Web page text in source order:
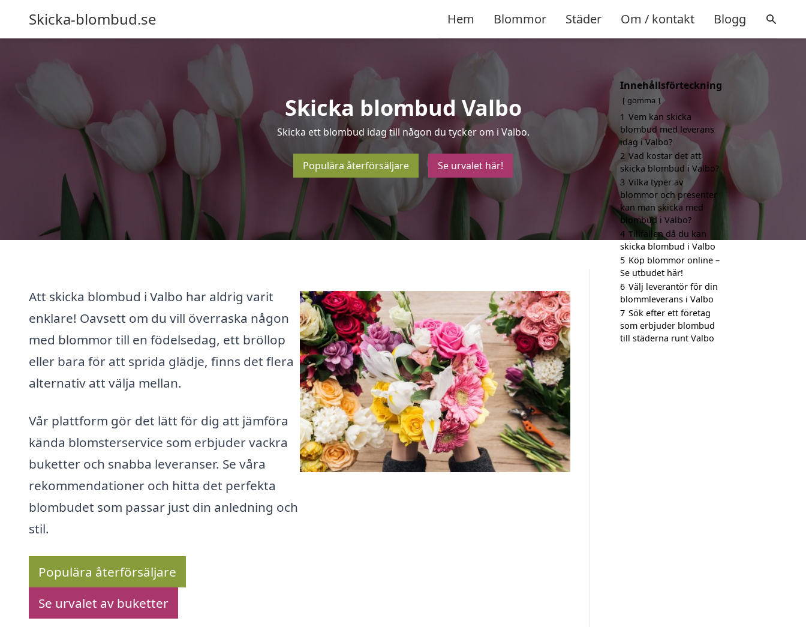
Skicka-blombud.se Hem Blommor Städer Om / kontakt Blogg
Skicka blombud Valbo
Skicka ett blombud idag till någon du tycker om i Valbo.
Populära återförsäljare Se urvalet här!
Att skicka blombud i Valbo har aldrig varit
enklare! Oavsett om du vill överraska någon
med blommor till en födelsedag, ett bröllop
eller bara för att sprida glädje, finns det flera
alternativ att välja mellan.
Vår plattform gör det lätt för dig att jämföra
kända blomsterservice som erbjuder vackra
buketter och snabba leveranser. Se våra
rekommendationer och hitta det perfekta
blombudet som passar just din anledning och
stil.
Populära återförsäljare
Se urvalet av buketter
Innehållsförteckning
gömma
1 Vem kan skicka
blombud med leverans
idag i Valbo?
2 Vad kostar det att
skicka blombud i Valbo?
3 Vilka typer av
blommor och presenter
kan man skicka med
blombud i Valbo?
4 Tillfällen då du kan
skicka blombud i Valbo
5 Köp blommor online –
Se utbudet här!
6 Välj leverantör för din
blommleverans i Valbo
7 Sök efter ett företag
som erbjuder blombud
till städerna runt Valbo